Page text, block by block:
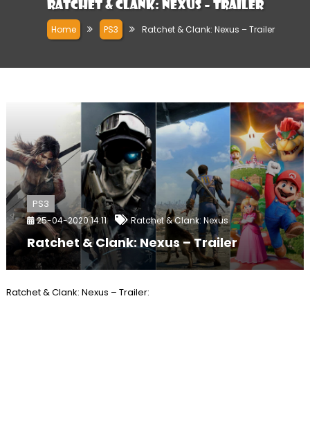
Ratchet & Clank: Nexus – Trailer
Home PS3 Ratchet & Clank: Nexus – Trailer
PS3
25-04-2020 14:11 Ratchet & Clank: Nexus
Ratchet & Clank: Nexus – Trailer
Ratchet & Clank: Nexus – Trailer: